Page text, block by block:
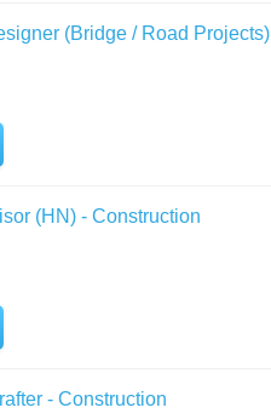
(Bridge / Road Projects)
(HN) - Construction
- Construction